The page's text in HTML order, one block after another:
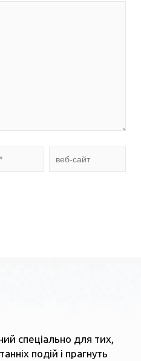
спеціально для тих,
подій і прагнуть